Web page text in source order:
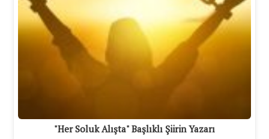
"Her Soluk Alışta" Başlıklı Şiirin Yazarı